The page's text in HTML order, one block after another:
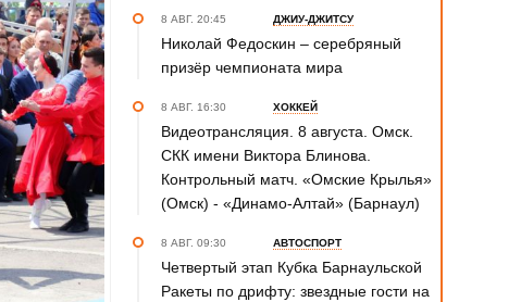
8 АВГ. 20:45 ДЖИУ-ДЖИТСУ
Николай Федоскин – серебряный
призёр чемпионата мира
8 АВГ. 16:30 ХОККЕЙ
Видеотрансляция. 8 августа. Омск.
СКК имени Виктора Блинова.
Контрольный матч. «Омские Крылья»
(Омск) - «Динамо-Алтай» (Барнаул)
8 АВГ. 09:30 АВТОСПОРТ
Четвертый этап Кубка Барнаульской
Ракеты по дрифту: звездные гости на